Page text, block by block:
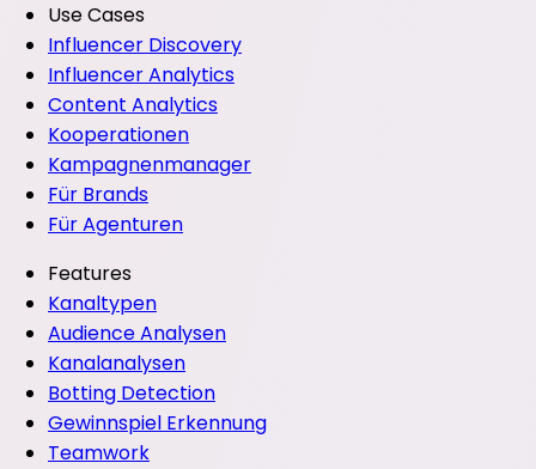
Use Cases
Influencer Discovery
Influencer Analytics
Content Analytics
Kooperationen
Kampagnenmanager
Für Brands
Für Agenturen
Features
Kanaltypen
Audience Analysen
Kanalanalysen
Botting Detection
Gewinnspiel Erkennung
Teamwork